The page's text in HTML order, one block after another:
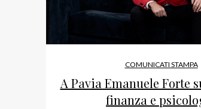
COMUNICATI STAMPA
A Pavia Emanuele Forte
finanza e